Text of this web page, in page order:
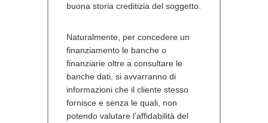
buona storia creditizia del soggetto.
Naturalmente, per concedere un
finanziamento le banche o
finanziarie oltre a consultare le
banche dati, si avvarranno di
informazioni che il cliente stesso
fornisce e senza le quali, non
potendo valutare l’affidabilità del